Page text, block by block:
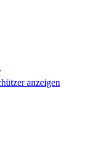
anzeigen